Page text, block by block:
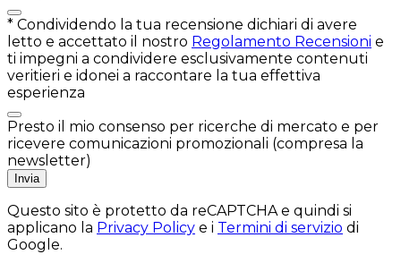
* Condividendo la tua recensione dichiari di avere
letto e accettato il nostro Regolamento Recensioni e
ti impegni a condividere esclusivamente contenuti
veritieri e idonei a raccontare la tua effettiva
esperienza
Presto il mio consenso per ricerche di mercato e per
ricevere comunicazioni promozionali (compresa la
newsletter)
Invia
Questo sito è protetto da reCAPTCHA e quindi si
applicano la Privacy Policy e i Termini di servizio di
Google.